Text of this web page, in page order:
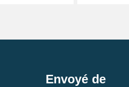
Envoyé de